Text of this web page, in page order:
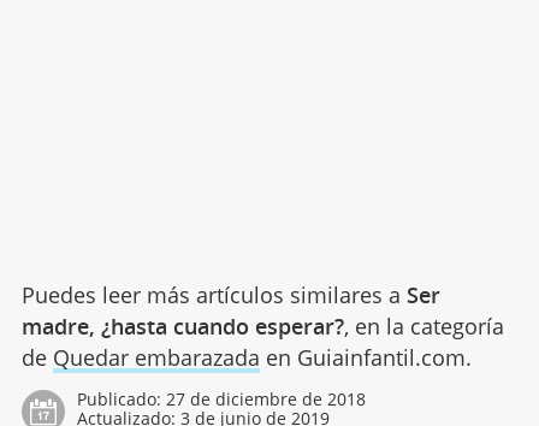
Puedes leer más artículos similares a Ser
madre, ¿hasta cuando esperar?, en la categoría
de Quedar embarazada en Guiainfantil.com.
Publicado: 27 de diciembre de 2018
Actualizado: 3 de junio de 2019